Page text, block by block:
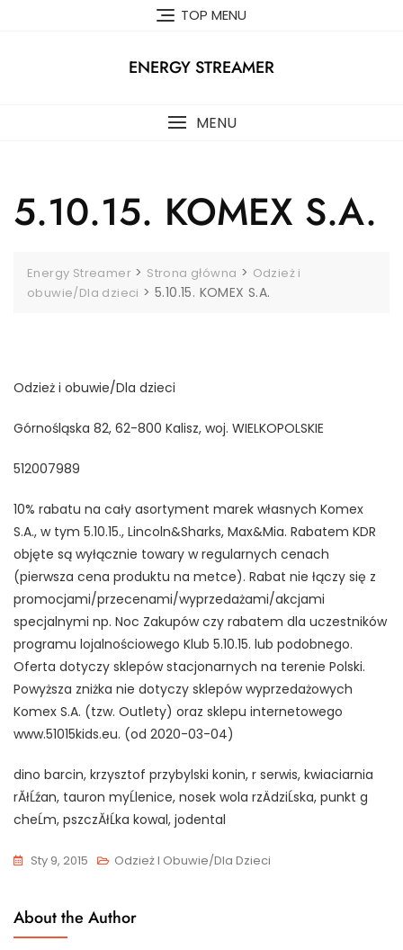
TOP MENU
ENERGY STREAMER
MENU
5.10.15. KOMEX S.A.
Energy Streamer > Strona główna > Odzież i
obuwie/Dla dzieci >5.10.15. KOMEX S.A.
Odzież i obuwie/Dla dzieci
Górnośląska 82, 62-800 Kalisz, woj. WIELKOPOLSKIE
512007989
10% rabatu na cały asortyment marek własnych Komex
S.A., w tym 5.10.15., Lincoln&Sharks, Max&Mia. Rabatem KDR
objęte są wyłącznie towary w regularnych cenach
(pierwsza cena produktu na metce). Rabat nie łączy się z
promocjami/przecenami/wyprzedażami/akcjami
specjalnymi np. Noc Zakupów czy rabatem dla uczestników
programu lojalnościowego Klub 5.10.15. lub podobnego.
Oferta dotyczy sklepów stacjonarnych na terenie Polski.
Powyższa zniżka nie dotyczy sklepów wyprzedażowych
Komex S.A. (tzw. Outlety) oraz sklepu internetowego
www.51015kids.eu. (od 2020-03-04)
dino barcin, krzysztof przybylski konin, r serwis, kwiaciarnia
rĂłĹźan, tauron myĹlenice, nosek wola rzÄdziĹska, punkt g
cheĹm, pszczĂłĹka kowal, jodental
Sty 9, 2015 Odzież I Obuwie/Dla Dzieci
About the Author